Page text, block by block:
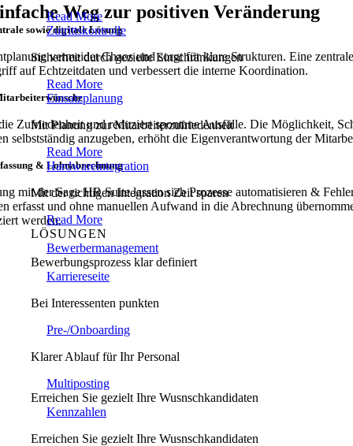
Read More
Zutrittskontrolle
Sicherheit durch gezielte Einschränkungen
Read More
Einsatzplanung
Mit Planung zur Mitarbeiterzufriedenheit
Read More
Hardwareintegration
Mit der richtigen Integration Zeit sparen
Read More
LÖSUNGEN
Bewerbermanagement
Bewerbungsprozess klar definiert
Karriereseite
Bei Interessenten punkten
Pre-/Onboarding
Klarer Ablauf für Ihr Personal
Multiposting
Erreichen Sie gezielt Ihre Wusnschkandidaten
Kennzahlen
Erreichen Sie gezielt Ihre Wusnschkandidaten
Weg zur positiven Veränderung
sowie digitale Lösung
vermeidet Chaos und sorgt für klare Strukturen. Eine
auf Echtzeitdaten und verbessert die interne Koordination.
Zufriedenheit und reduziert spontane Ausfälle. Die Möglichkeit,
selbstständig anzugeben, erhöht die Eigenverantwortung der
& Lohnabrechnung
mit der Sage HR Suite lassen sich Prozesse automatisieren &
erfasst und ohne manuellen Aufwand in die Abrechnung
werden.